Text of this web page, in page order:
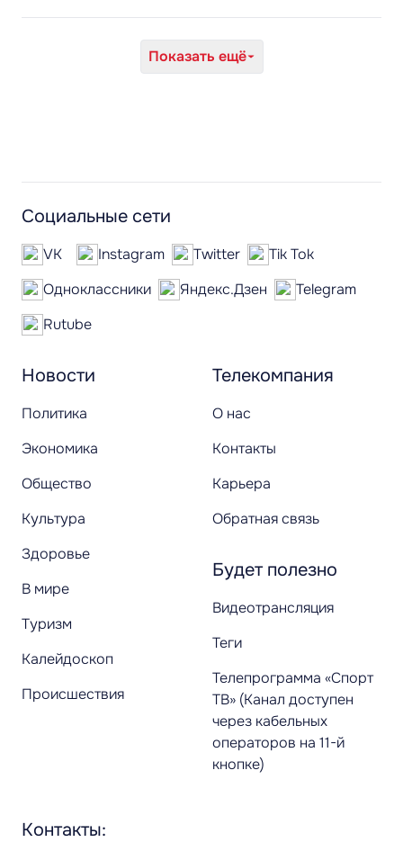
Показать ещё
Новости
Политика
Экономика
Общество
Культура
Здоровье
В мире
Туризм
Калейдоскоп
Происшествия
Телекомпания
О нас
Контакты
Карьера
Обратная связь
Будет полезно
Видеотрансляция
Теги
Телепрограмма «Спорт
ТВ» (Канал доступен
через кабельных
операторов на 11-й
кнопке)
Социальные сети
VK Instagram Twitter
Tik Tok
Одноклассники
Яндекс.Дзен
Telegram
Rutube
Контакты: